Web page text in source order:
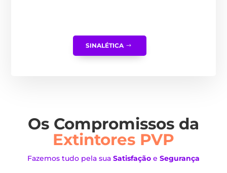
SINALÉTICA
Os Compromissos da
Extintores PVP
Fazemos tudo pela sua Satisfaçãoe Segurança